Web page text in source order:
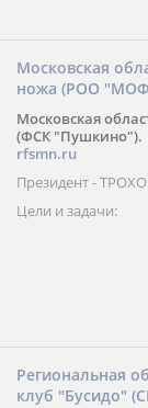
Московская
ножа (РОО
Московская
(ФСК "Пушкино").
rfsmn.ru
Президент -
Цели и задачи:
Региональная
клуб "Бусидо"